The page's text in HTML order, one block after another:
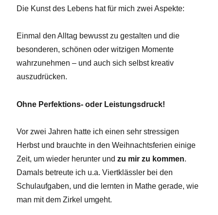
Die Kunst des Lebens hat für mich zwei Aspekte:
Einmal den Alltag bewusst zu gestalten und die
besonderen, schönen oder witzigen Momente
wahrzunehmen – und auch sich selbst kreativ
auszudrücken.
Ohne Perfektions- oder Leistungsdruck!
Vor zwei Jahren hatte ich einen sehr stressigen
Herbst und brauchte in den Weihnachtsferien einige
Zeit, um wieder herunter undzu mir zu kommen.
Damals betreute ich u.a. Viertklässler bei den
Schulaufgaben, und die lernten in Mathe gerade, wie
man mit dem Zirkel umgeht.